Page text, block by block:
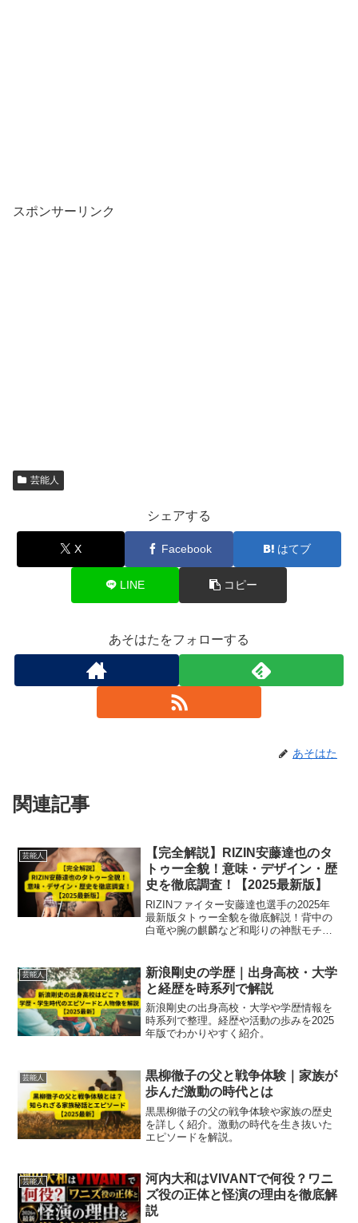
スポンサーリンク
芸能人
シェアする
X Facebook はてブ
LINE コピー
あそはたをフォローする
あそはた
関連記事
芸能人
【完全解説】RIZIN安藤達也のタ
トゥー全貌！意味・デザイン・歴
史を徹底調査！【2025最新版】
RIZINファイター安藤達也選手の2025年
最新版タトゥー全貌を徹底解説！背中の
白竜や腕の麒麟など和彫りの神獣モチー
芸能人
新浪剛史の学歴｜出身高校・大学
と経歴を時系列で解説
新浪剛史の出身高校・大学や学歴情報を
時系列で整理。経歴や活動の歩みを2025
年版でわかりやすく紹介。
芸能人
黒柳徹子の父と戦争体験｜家族が
歩んだ激動の時代とは
黒黒柳徹子の父の戦争体験や家族の歴史
を詳しく紹介。激動の時代を生き抜いた
エピソードを解説。
芸能人
河内大和はVIVANTで何役？ワニ
ズ役の正体と怪演の理由を徹底解
説